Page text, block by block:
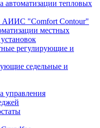
автоматизации тепловых
АИИС "Comfort Contour"
местных
регулирующие и
седельные и
управления